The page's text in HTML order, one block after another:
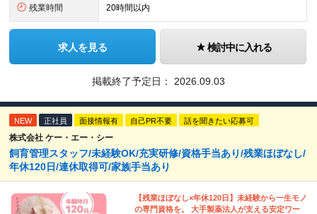
残業時間 20時間以内
求人を見る 検討中に入れる
掲載終了予定日： 2026.09.03
NEW 正社員 面接情報有 自己PR不要 話を聞きたい応募可
株式会社 ケー・エー・シー
飼育管理スタッフ/未経験OK/充実研修/資格手当あり/残業ほぼなし/
年休120日/連休取得可/家族手当あり
【残業ほぼなし×年休120日】未経験から一生モノ
の専門資格を。 大手製薬法人が支える安定ワー